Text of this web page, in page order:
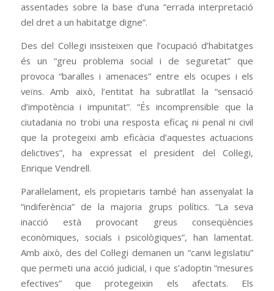
assentades sobre la base d’una “errada interpretació
del dret a un habitatge digne”.
Des del Col·legi insisteixen que l’ocupació d’habitatges
és un “greu problema social i de seguretat” que
provoca “baralles i amenaces” entre els ocupes i els
veïns. Amb això, l’entitat ha subratllat la “sensació
d’impotència i impunitat”. “És incomprensible que la
ciutadania no trobi una resposta eficaç ni penal ni civil
que la protegeixi amb eficàcia d’aquestes actuacions
delictives”, ha expressat el president del Col·legi,
Enrique Vendrell.
Paral·lelament, els propietaris també han assenyalat la
“indiferència” de la majoria grups polítics. “La seva
inacció està provocant greus conseqüències
econòmiques, socials i psicològiques”, han lamentat.
Amb això, des del Col·legi demanen un “canvi legislatiu”
que permeti una acció judicial, i que s’adoptin “mesures
efectives” que protegeixin els afectats. Els